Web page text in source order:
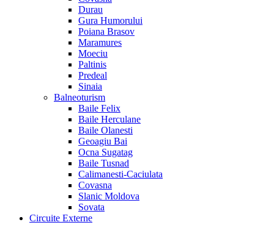
Durau
Gura Humorului
Poiana Brasov
Maramures
Moeciu
Paltinis
Predeal
Sinaia
Balneoturism
Baile Felix
Baile Herculane
Baile Olanesti
Geoagiu Bai
Ocna Sugatag
Baile Tusnad
Calimanesti-Caciulata
Covasna
Slanic Moldova
Sovata
Circuite Externe